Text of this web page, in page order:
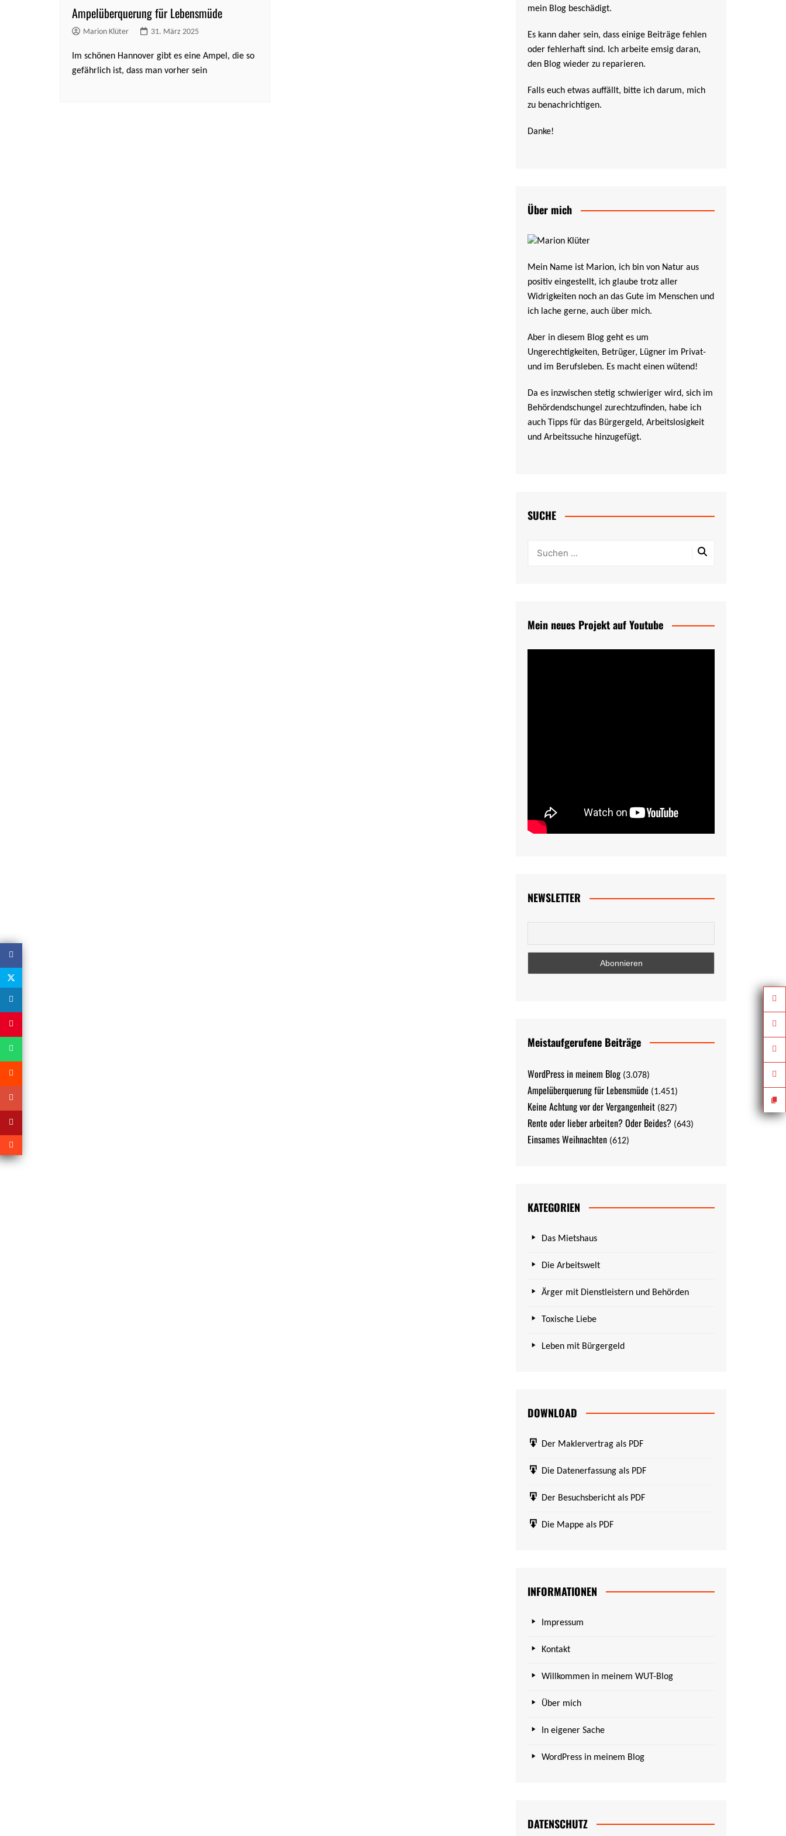
Ampelüberquerung für Lebensmüde
Marion Klüter 31. März 2025
Im schönen Hannover gibt es eine Ampel, die so
gefährlich ist, dass man vorher sein
mein Blog beschädigt.
Es kann daher sein, dass einige Beiträge fehlen
oder fehlerhaft sind. Ich arbeite emsig daran,
den Blog wieder zu reparieren.
Falls euch etwas auffällt, bitte ich darum, mich
zu benachrichtigen.
Danke!
Über mich
Mein Name ist Marion, ich bin von Natur aus
positiv eingestellt, ich glaube trotz aller
Widrigkeiten noch an das Gute im Menschen und
ich lache gerne, auch über mich.
Aber in diesem Blog geht es um
Ungerechtigkeiten, Betrüger, Lügner im Privat-
und im Berufsleben. Es macht einen wütend!
Da es inzwischen stetig schwieriger wird, sich im
Behördendschungel zurechtzufinden, habe ich
auch Tipps für das Bürgergeld, Arbeitslosigkeit
und Arbeitssuche hinzugefügt.
SUCHE
Mein neues Projekt auf Youtube
NEWSLETTER
Meistaufgerufene Beiträge
WordPress in meinem Blog (3.078)
Ampelüberquerung für Lebensmüde (1.451)
Keine Achtung vor der Vergangenheit (827)
Rente oder lieber arbeiten? Oder Beides? (643)
Einsames Weihnachten (612)
KATEGORIEN
Das Mietshaus
Die Arbeitswelt
Ärger mit Dienstleistern und Behörden
Toxische Liebe
Leben mit Bürgergeld
DOWNLOAD
Der Maklervertrag als PDF
Die Datenerfassung als PDF
Der Besuchsbericht als PDF
Die Mappe als PDF
INFORMATIONEN
Impressum
Kontakt
Willkommen in meinem WUT-Blog
Über mich
In eigener Sache
WordPress in meinem Blog
DATENSCHUTZ